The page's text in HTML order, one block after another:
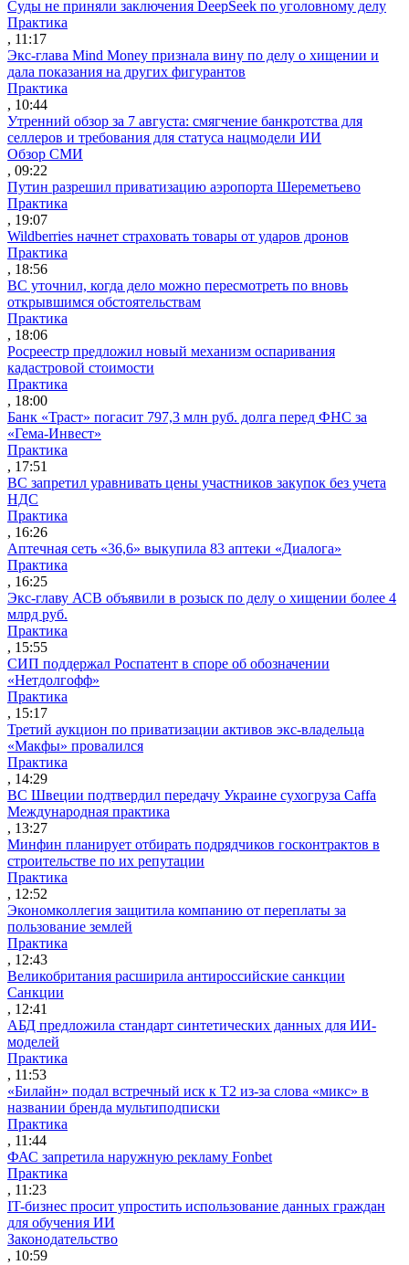
Суды не приняли заключения DeepSeek по уголовному делу
Практика
, 11:17
Экс-глава Mind Money признала вину по делу о хищении и
дала показания на других фигурантов
Практика
, 10:44
Утренний обзор за 7 августа: смягчение банкротства для
селлеров и требования для статуса нацмодели ИИ
Обзор СМИ
, 09:22
Путин разрешил приватизацию аэропорта Шереметьево
Практика
, 19:07
Wildberries начнет страховать товары от ударов дронов
Практика
, 18:56
ВС уточнил, когда дело можно пересмотреть по вновь
открывшимся обстоятельствам
Практика
, 18:06
Росреестр предложил новый механизм оспаривания
кадастровой стоимости
Практика
, 18:00
Банк «Траст» погасит 797,3 млн руб. долга перед ФНС за
«Гема-Инвест»
Практика
, 17:51
ВС запретил уравнивать цены участников закупок без учета
НДС
Практика
, 16:26
Аптечная сеть «36,6» выкупила 83 аптеки «Диалога»
Практика
, 16:25
Экс-главу АСВ объявили в розыск по делу о хищении более 4
млрд руб.
Практика
, 15:55
СИП поддержал Роспатент в споре об обозначении
«Нетдолгофф»
Практика
, 15:17
Третий аукцион по приватизации активов экс-владельца
«Макфы» провалился
Практика
, 14:29
ВС Швеции подтвердил передачу Украине сухогруза Caffa
Международная практика
, 13:27
Минфин планирует отбирать подрядчиков госконтрактов в
строительстве по их репутации
Практика
, 12:52
Экономколлегия защитила компанию от переплаты за
пользование землей
Практика
, 12:43
Великобритания расширила антироссийские санкции
Санкции
, 12:41
АБД предложила стандарт синтетических данных для ИИ-
моделей
Практика
, 11:53
«Билайн» подал встречный иск к Т2 из-за слова «микс» в
названии бренда мультиподписки
Практика
, 11:44
ФАС запретила наружную рекламу Fonbet
Практика
, 11:23
IT-бизнес просит упростить использование данных граждан
для обучения ИИ
Законодательство
, 10:59